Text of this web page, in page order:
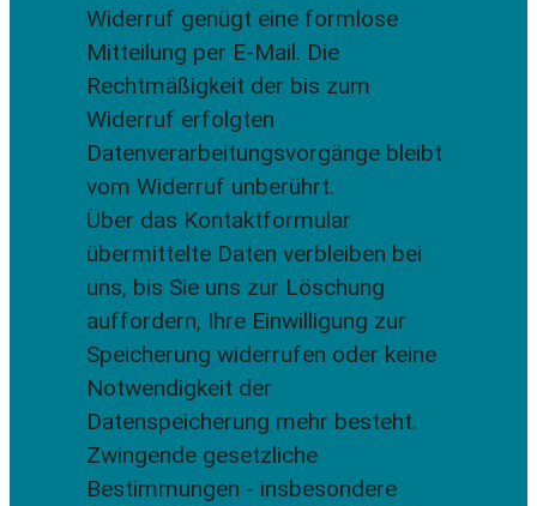
Widerruf genügt eine formlose
Mitteilung per E-Mail. Die
Rechtmäßigkeit der bis zum
Widerruf erfolgten
Datenverarbeitungsvorgänge bleibt
vom Widerruf unberührt.
Über das Kontaktformular
übermittelte Daten verbleiben bei
uns, bis Sie uns zur Löschung
auffordern, Ihre Einwilligung zur
Speicherung widerrufen oder keine
Notwendigkeit der
Datenspeicherung mehr besteht.
Zwingende gesetzliche
Bestimmungen - insbesondere